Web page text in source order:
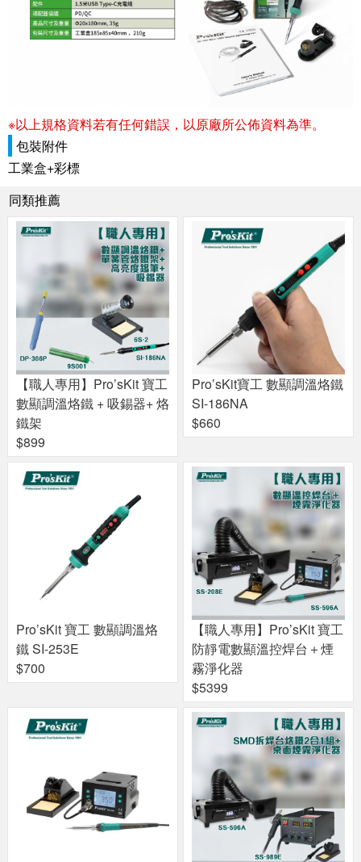
※以上規格資料若有任何錯誤，以原廠所公佈資料為準。
包裝附件
工業盒+彩標
同類推薦
【職人專用】Pro’sKit 寶工
數顯調溫烙鐵 + 吸錫器+ 烙
鐵架
$899
Pro’sKit寶工 數顯調溫烙鐵
SI-186NA
$660
Pro’sKit 寶工 數顯調溫烙
鐵 SI-253E
$700
【職人專用】Pro’sKit 寶工
防靜電數顯溫控焊台＋煙
霧淨化器
$5399